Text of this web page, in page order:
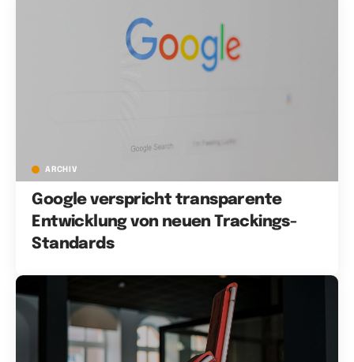
ARCHIV
Google verspricht transparente
Entwicklung von neuen Trackings-
Standards